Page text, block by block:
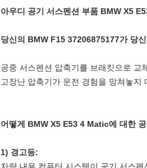
아우디 공기 서스펜션 부품 BMW X5
당신의 BMW F15 37206875177가 당
공중 서스펜션 압축기를 브래킷으로 교
고장난 압축기가 운전 경험을 망쳐놓지
어떻게 BMW X5 E53 4 Matic에 대한
1) 경고등: